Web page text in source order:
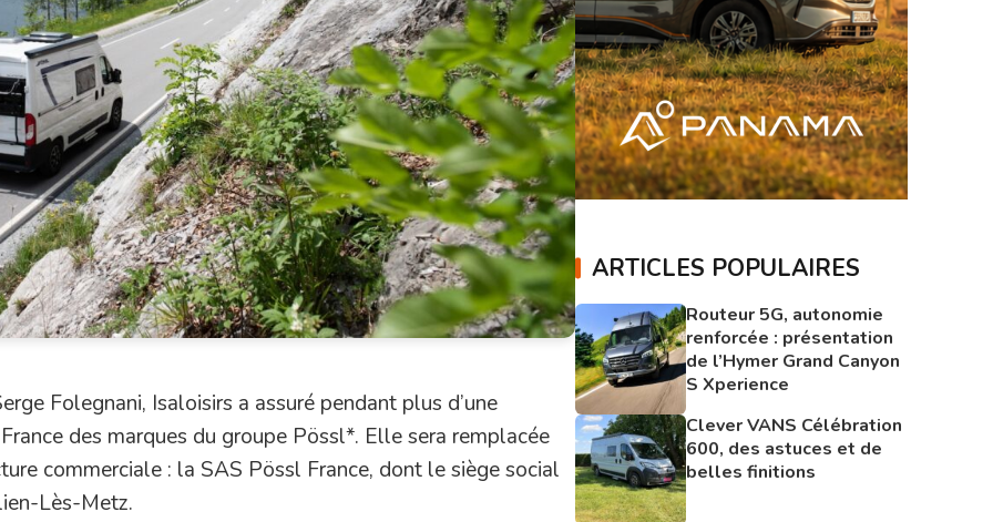
Folegnani, Isaloisirs a assuré pendant plus d’une
des marques du groupe Pössl*. Elle sera remplacée
commerciale : la SAS Pössl France, dont le siège social
Lès-Metz.
ARTICLES POPULAIRES
Routeur 5G, autonomie
renforcée : présentation
de l’Hymer Grand Canyon
S Xperience
Clever VANS Célébration
600, des astuces et de
belles finitions